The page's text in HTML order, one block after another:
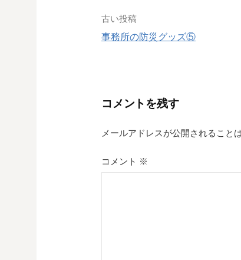
投
稿
ー
シ
古い投稿
事務所の防災グッズ⑤
コメントを残す
メールアドレスが公開されること
コメント ※